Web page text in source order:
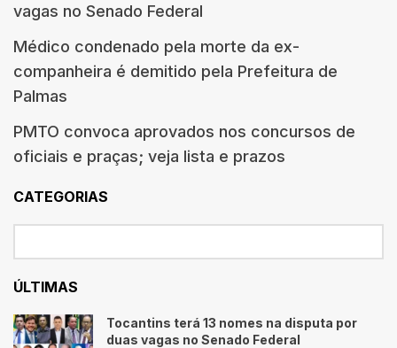
vagas no Senado Federal
Médico condenado pela morte da ex-
companheira é demitido pela Prefeitura de
Palmas
PMTO convoca aprovados nos concursos de
oficiais e praças; veja lista e prazos
CATEGORIAS
ÚLTIMAS
Tocantins terá 13 nomes na disputa por
duas vagas no Senado Federal